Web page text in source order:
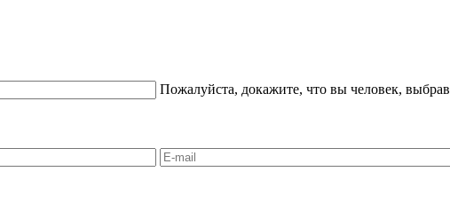
Пожалуйста, докажите, что вы человек, выбрав